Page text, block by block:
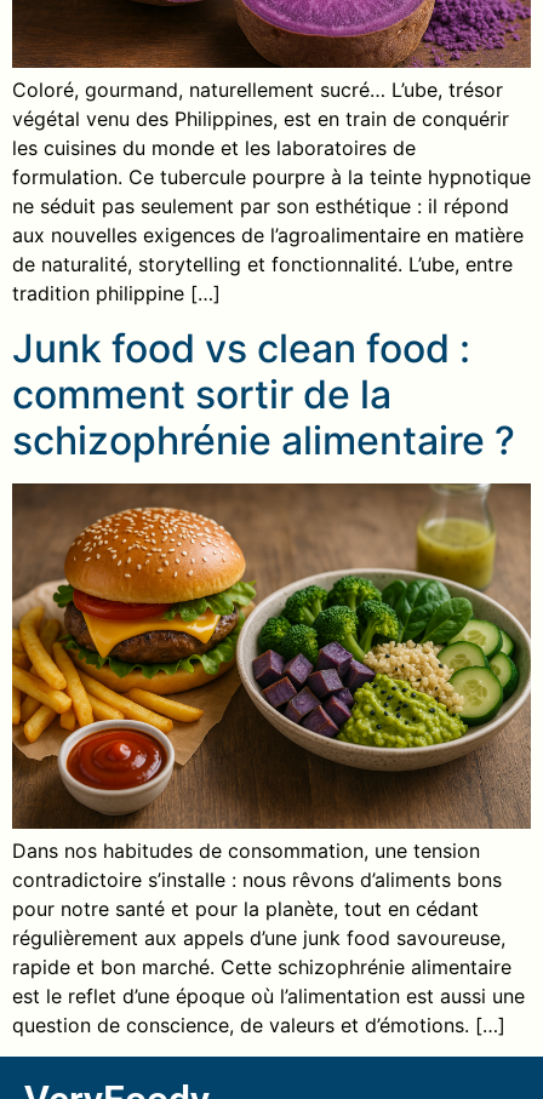
Coloré, gourmand, naturellement sucré… L’ube, trésor
végétal venu des Philippines, est en train de conquérir
les cuisines du monde et les laboratoires de
formulation. Ce tubercule pourpre à la teinte hypnotique
ne séduit pas seulement par son esthétique : il répond
aux nouvelles exigences de l’agroalimentaire en matière
de naturalité, storytelling et fonctionnalité. L’ube, entre
tradition philippine […]
Junk food vs clean food :
comment sortir de la
schizophrénie alimentaire ?
Dans nos habitudes de consommation, une tension
contradictoire s’installe : nous rêvons d’aliments bons
pour notre santé et pour la planète, tout en cédant
régulièrement aux appels d’une junk food savoureuse,
rapide et bon marché. Cette schizophrénie alimentaire
est le reflet d’une époque où l’alimentation est aussi une
question de conscience, de valeurs et d’émotions. […]